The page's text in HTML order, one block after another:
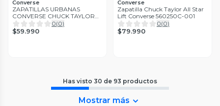
Converse
ZAPATILLAS URBANAS
CONVERSE CHUCK TAYLOR
ALL STAR UNISEX | M9613C-
607
0(0)
$59.990
Converse
Zapatilla Chuck Taylor All Star
Lift Converse 560250C-001
0(0)
$79.990
Has visto 30 de 93 productos
Mostrar más